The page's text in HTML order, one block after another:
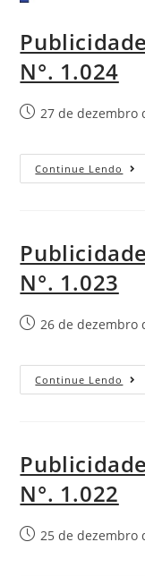
N°. 1.024
27 de dezembro
Continue Lendo
N°. 1.023
26 de dezembro
Continue Lendo
N°. 1.022
25 de dezembro